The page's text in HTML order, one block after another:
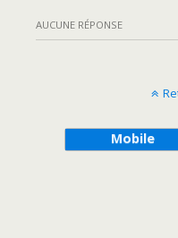
AUCUNE RÉPONSE
Mobile